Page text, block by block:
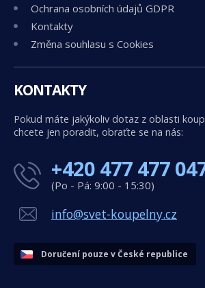
Ochrana osobních údajů GDPR
Kontakty
Změna souhlasu s Cookies
KONTAKTY
Pokud máte jakýkoliv dotaz z oblasti
chcete jen poradit, obraťte se na nás:
+420 477 477
(Po - Pá: 9:00 - 15:30)
info@svet-koupelny.cz
Doručení pouze v České republice